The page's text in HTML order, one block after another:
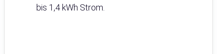
bis 1,4 kWh Strom.